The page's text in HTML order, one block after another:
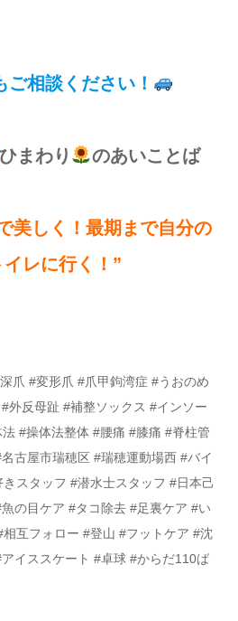
ご相談ください！
ひまわり のあいことば
美しく！最期まで自分の
イレに行く！”
爪 #変形爪 #爪甲鉤湾症 #うおのめ
外反母趾 #補整ソックス #インソー
#操体法整体 #腰痛 #膝痛 #脊柱管
古屋市瑞穂区 #瑞穂運動場西 #バイ
スタッフ #潜水士スタッフ #日本己
の目ケア #タコ除去 #足裏ケア #い
互フォロー #登山 #フットケア #沈
イススケート #卓球 #からだ110ば